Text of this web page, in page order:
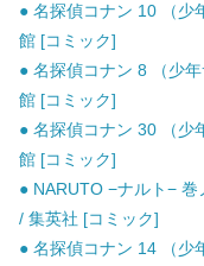
● 名探偵コナン 10 （少
館 [コミック]
● 名探偵コナン 8 （少
館 [コミック]
● 名探偵コナン 30 （少
館 [コミック]
● NARUTO −ナルト−
/ 集英社 [コミック]
● 名探偵コナン 14 （少